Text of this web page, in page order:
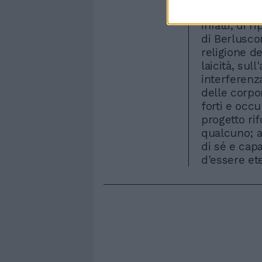
infatti, di
di
religione
laicità,
delle
forti e
progetto
qualcuno;
di sé e
d'essere